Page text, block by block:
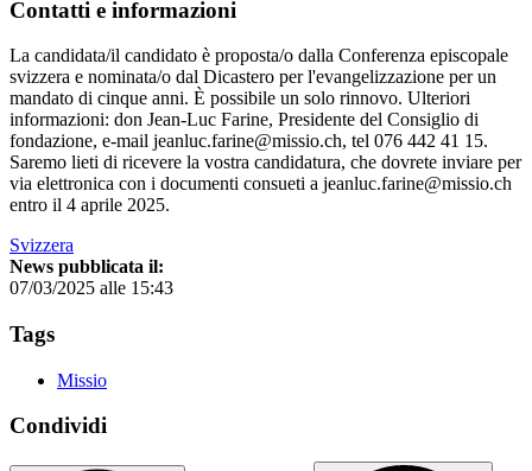
Contatti e informazioni
La candidata/il candidato è proposta/o dalla Conferenza episcopale
svizzera e nominata/o dal Dicastero per l'evangelizzazione per un
mandato di cinque anni. È possibile un solo rinnovo. Ulteriori
informazioni: don Jean-Luc Farine, Presidente del Consiglio di
fondazione, e-mail jeanluc.farine@missio.ch, tel 076 442 41 15.
Saremo lieti di ricevere la vostra candidatura, che dovrete inviare per
via elettronica con i documenti consueti a jeanluc.farine@missio.ch
entro il 4 aprile 2025.
Svizzera
News pubblicata il:
07/03/2025 alle 15:43
Tags
Missio
Condividi